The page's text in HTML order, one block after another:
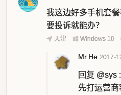
我这边好多手机套
要投诉就能办？
天津 Windows 10
Mr.He 2017-
回复 @sys :
先打运营